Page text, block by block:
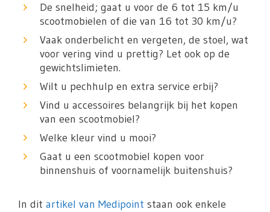
De snelheid; gaat u voor de 6 tot 15 km/u
scootmobielen of die van 16 tot 30 km/u?
Vaak onderbelicht en vergeten, de stoel, wat
voor vering vind u prettig? Let ook op de
gewichtslimieten.
Wilt u pechhulp en extra service erbij?
Vind u accessoires belangrijk bij het kopen
van een scootmobiel?
Welke kleur vind u mooi?
Gaat u een scootmobiel kopen voor
binnenshuis of voornamelijk buitenshuis?
In dit artikel van Medipoint staan ook enkele